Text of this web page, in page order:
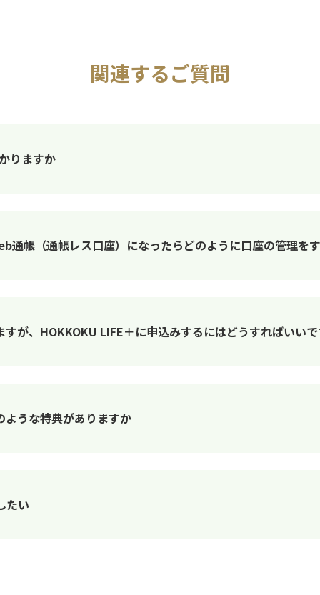
関連するご質問
りますか
通帳（通帳レス口座）になったらどのように口座の管理を
が、HOKKOKU LIFE＋に申込みするにはどうすればいい
うな特典がありますか
たい